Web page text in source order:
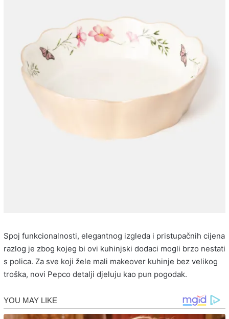
Spoj funkcionalnosti, elegantnog izgleda i pristupačnih cijena
razlog je zbog kojeg bi ovi kuhinjski dodaci mogli brzo nestati
s polica. Za sve koji žele mali makeover kuhinje bez velikog
troška, novi Pepco detalji djeluju kao pun pogodak.